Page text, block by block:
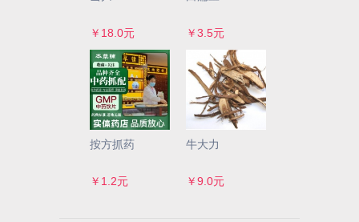
￥18.0元 ￥3.5元
按方抓药
￥1.2元
牛大力
￥9.0元